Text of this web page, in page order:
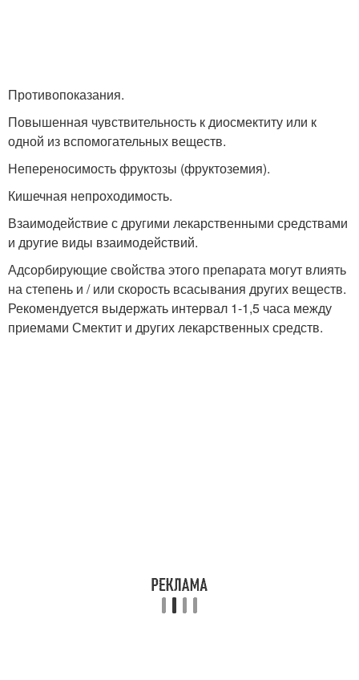
Противопоказания.
Повышенная чувствительность к диосмектиту или к
одной из вспомогательных веществ.
Непереносимость фруктозы (фруктоземия).
Кишечная непроходимость.
Взаимодействие с другими лекарственными средствами
и другие виды взаимодействий.
Адсорбирующие свойства этого препарата могут влиять
на степень и / или скорость всасывания других веществ.
Рекомендуется выдержать интервал 1-1,5 часа между
приемами Смектит и других лекарственных средств.